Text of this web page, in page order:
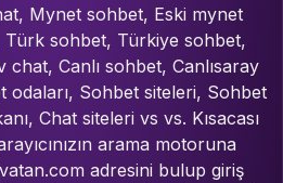
Mynet sohbet, Eski mynet
sohbet, Türkiye sohbet,
Canlı sohbet, Canlısaray
odaları, Sohbet siteleri, Sohbet
Chat siteleri vs vs. Kısacası
arama motoruna
adresini bulup giriş